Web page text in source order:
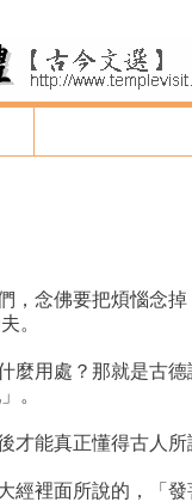
，念佛要把煩惱念
。
麼用處？那就是古
。
才能真正懂得古人
經裡面所說的，「